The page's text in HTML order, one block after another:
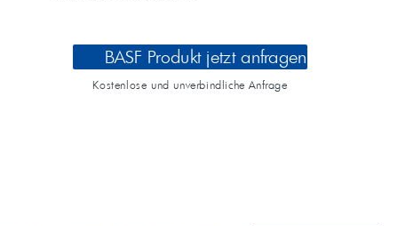
BASF Produkt jetzt anfragen
Kostenlose und unverbindliche Anfrage